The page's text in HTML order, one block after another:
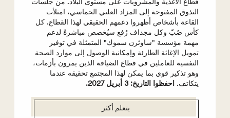
قطاع الأغذية والمشروبات على مستوى البلاد. من جلسات
التذوق المفتوحة إلى المزاد العلني الحماسي، امتلأت
القاعة بأشخاص أظهروا دعمهم الحقيقي لهذا القطاع. كل
كأس صُبّ وكل مجداف رُفع سيُخصص مباشرةً لدعم
مهمة مؤسسة "ساوثرن سموك" المتمثلة في توفير
تمويل الإغاثة الطارئة وإمكانية الوصول إلى موارد الصحة
النفسية للعاملين في قطاع الضيافة الذين يمرون بأزمات،
وهو تذكير قوي بما يمكن لهذا المجتمع تحقيقه عندما
يتكاتف. احفظوا التاريخ: 3 أبريل 2027.
يتعلم أكثر